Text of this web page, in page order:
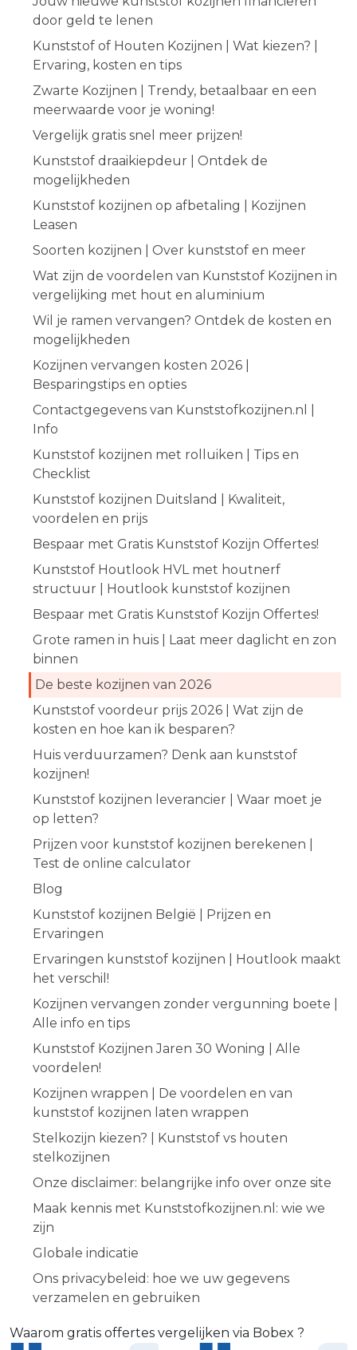
door geld te lenen
Kunststof of Houten Kozijnen | Wat kiezen? |
Ervaring, kosten en tips
Zwarte Kozijnen | Trendy, betaalbaar en een
meerwaarde voor je woning!
Vergelijk gratis snel meer prijzen!
Kunststof draaikiepdeur | Ontdek de
mogelijkheden
Kunststof kozijnen op afbetaling | Kozijnen
Leasen
Soorten kozijnen | Over kunststof en meer
Wat zijn de voordelen van Kunststof Kozijnen in
vergelijking met hout en aluminium
Wil je ramen vervangen? Ontdek de kosten en
mogelijkheden
Kozijnen vervangen kosten 2026 |
Besparingstips en opties
Contactgegevens van Kunststofkozijnen.nl |
Info
Kunststof kozijnen met rolluiken | Tips en
Checklist
Kunststof kozijnen Duitsland | Kwaliteit,
voordelen en prijs
Bespaar met Gratis Kunststof Kozijn Offertes!
Kunststof Houtlook HVL met houtnerf
structuur | Houtlook kunststof kozijnen
Bespaar met Gratis Kunststof Kozijn Offertes!
Grote ramen in huis | Laat meer daglicht en zon
binnen
De beste kozijnen van 2026
Kunststof voordeur prijs 2026 | Wat zijn de
kosten en hoe kan ik besparen?
Huis verduurzamen? Denk aan kunststof
kozijnen!
Kunststof kozijnen leverancier | Waar moet je
op letten?
Prijzen voor kunststof kozijnen berekenen |
Test de online calculator
Blog
Kunststof kozijnen België | Prijzen en
Ervaringen
Ervaringen kunststof kozijnen | Houtlook maakt
het verschil!
Kozijnen vervangen zonder vergunning boete |
Alle info en tips
Kunststof Kozijnen Jaren 30 Woning | Alle
voordelen!
Kozijnen wrappen | De voordelen en van
kunststof kozijnen laten wrappen
Stelkozijn kiezen? | Kunststof vs houten
stelkozijnen
Onze disclaimer: belangrijke info over onze site
Maak kennis met Kunststofkozijnen.nl: wie we
zijn
Globale indicatie
Ons privacybeleid: hoe we uw gegevens
verzamelen en gebruiken
Waarom gratis offertes vergelijken via Bobex ?